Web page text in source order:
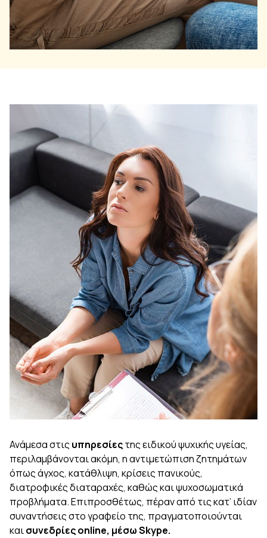
Ανάμεσα στις υπηρεσίεςτης ειδικού ψυχικής υγείας,
περιλαμβάνονται ακόμη, η αντιμετώπιση ζητημάτων
όπως άγχος, κατάθλιψη, κρίσεις πανικούς,
διατροφικές διαταραχές, καθώς και ψυχοσωματικά
προβλήματα. Επιπροσθέτως, πέραν από τις κατ’ ιδίαν
συναντήσεις στο γραφείο της, πραγματοποιούνται
καισυνεδρίες online, μέσω Skype.